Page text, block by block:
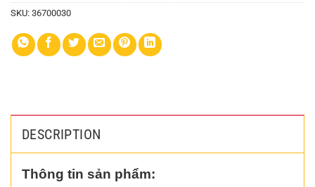
SKU: 36700030
DESCRIPTION
Thông tin sản phẩm: